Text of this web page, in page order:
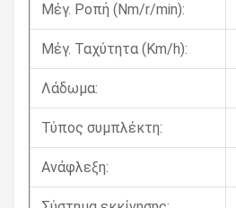
Μέγ. Ροπή (Nm/r/min):
Μέγ. Ταχύτητα (Km/h):
Λάδωμα:
Τύπος συμπλέκτη:
Ανάφλεξη: